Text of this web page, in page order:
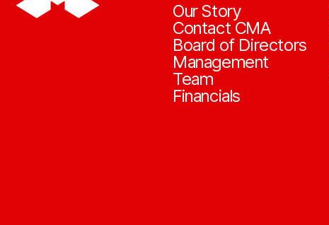
Our Story
Contact CMA
Board of Directors
Management
Team
Financials